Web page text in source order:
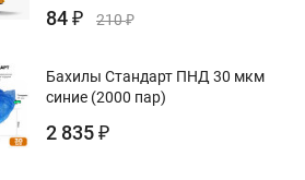
84 ₽ 210₽
Бахилы Стандарт ПНД 30 мкм
синие (2000 пар)
2 835 ₽